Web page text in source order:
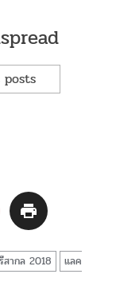
posts
สากล 2018
แลค